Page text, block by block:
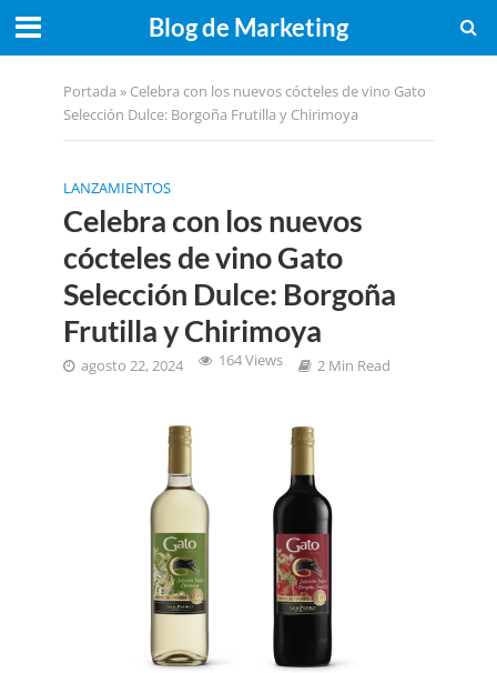
Blog de Marketing
Portada » Celebra con los nuevos cócteles de vino Gato
Selección Dulce: Borgoña Frutilla y Chirimoya
LANZAMIENTOS
Celebra con los nuevos
cócteles de vino Gato
Selección Dulce: Borgoña
Frutilla y Chirimoya
agosto 22, 2024 164 Views 2 Min Read